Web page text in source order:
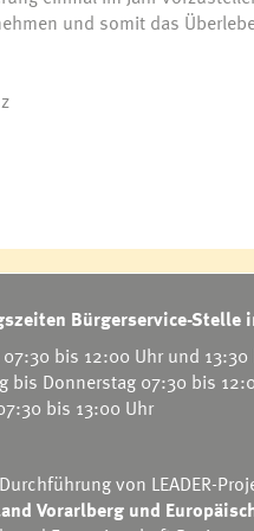
und somit das
Bürgerservice-Stelle
bis 12:00 Uhr und
bis Donnerstag 07:30 bis
bis 13:00 Uhr
von LEADER-
Vorarlberg und